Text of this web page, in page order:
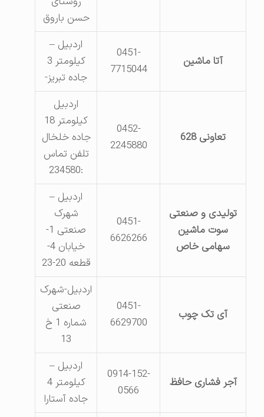
حسن باروق
آتا ماشین
0451-
7715044
اردبیل –
کیلومتر 3
جاده تبریز-
تعاونی 628
0452-
2245880
اردبیل
کیلومتر 18
جاده خلخال
تلفن تماس
تولیدی و صنعتی
سوت ماشین
سهامی خاص
0451-
6626266
اردبیل –
شهرک
صنعتی 1-
خیابان 4-
قطعه 20-23
آی تک چوب
0451-
6629700
اردبیل-شهرک
صنعتی
شماره 1 خ
آجر فشاری حافظ
0914-152-
0566
اردبیل –
کیلومتر 4
جاده آستارا